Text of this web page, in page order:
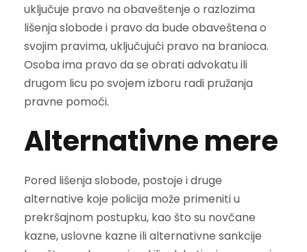
uključuje pravo na obaveštenje o razlozima
lišenja slobode i pravo da bude obaveštena o
svojim pravima, uključujući pravo na branioca.
Osoba ima pravo da se obrati advokatu ili
drugom licu po svojem izboru radi pružanja
pravne pomoći.
Alternativne mere
Pored lišenja slobode, postoje i druge
alternative koje policija može primeniti u
prekršajnom postupku, kao što su novčane
kazne, uslovne kazne ili alternativne sankcije